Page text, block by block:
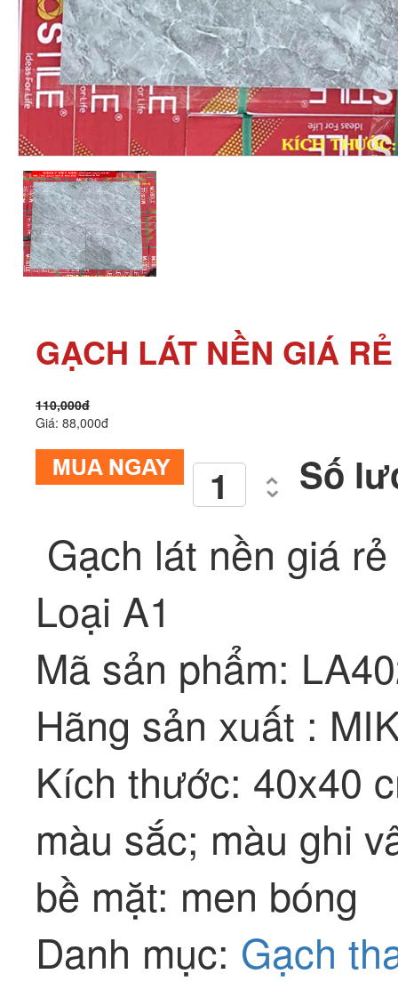
GẠCH LÁT NỀN GIÁ
110,000đ
Giá: 88,000đ
Số
Gạch lát nền giá
Loại A1
Mã sản phẩm:
Hãng sản xuất :
Kích thước: 40x40
màu sắc; màu ghi
bề mặt: men bóng
Danh mục: Gạch